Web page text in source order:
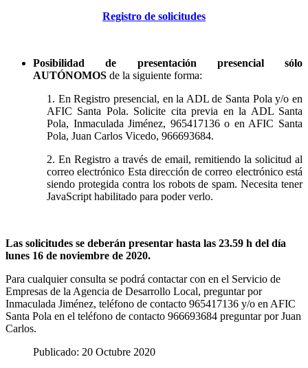
Registro de solicitudes
Posibilidad de presentación presencial sólo
AUTÓNOMOS de la siguiente forma:
1. En Registro presencial, en la ADL de Santa Pola y/o en
AFIC Santa Pola. Solicite cita previa en la ADL Santa
Pola, Inmaculada Jiménez, 965417136 o en AFIC Santa
Pola, Juan Carlos Vicedo, 966693684.
2. En Registro a través de email, remitiendo la solicitud al
correo electrónico Esta dirección de correo electrónico está
siendo protegida contra los robots de spam. Necesita tener
JavaScript habilitado para poder verlo.
Las solicitudes se deberán presentar hasta las 23.59 h del día
lunes 16 de noviembre de 2020.
Para cualquier consulta se podrá contactar con en el Servicio de
Empresas de la Agencia de Desarrollo Local, preguntar por
Inmaculada Jiménez, teléfono de contacto 965417136 y/o en AFIC
Santa Pola en el teléfono de contacto 966693684 preguntar por Juan
Carlos.
Publicado: 20 Octubre 2020